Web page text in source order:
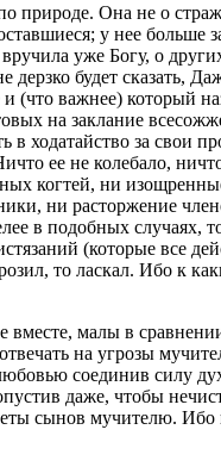
природе. Она не о
у нее больше
уже Богу, о
будет сказать,
важнее) который
на заклание
ходатайство за свои
ее не колебало,
когтей, ни
ни расторжение
в подобных случаях,
(которые все
то ласкал. Ибо к
малы в
на угрозы
соединив силу
даже, чтобы
сынов мучителю. Ибо